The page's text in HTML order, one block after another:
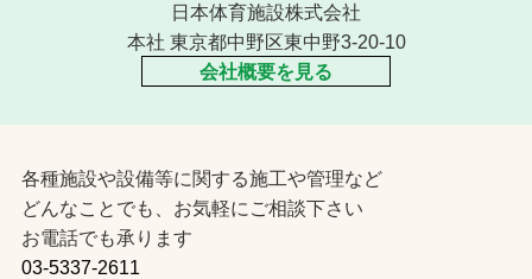
日本体育施設株式会社
本社 東京都中野区東中野3-20-10
会社概要を見る
各種施設や設備等に関する施工や管理など
どんなことでも、お気軽にご相談下さい
お電話でも承ります
03-5337-2611